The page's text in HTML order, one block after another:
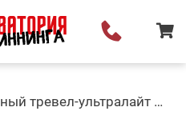
Длинный тревел-ультралайт спиннинг круглый год. Обзор тревел спиннинга Hearty Rise Rock Master RMS-785L для путешествий